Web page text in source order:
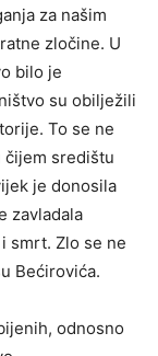
za našim
zločine. U
bilo je
su obilježili
To se ne
čijem središtu
je donosila
zavladala
smrt. Zlo se ne
Bećirovića.
odnosno